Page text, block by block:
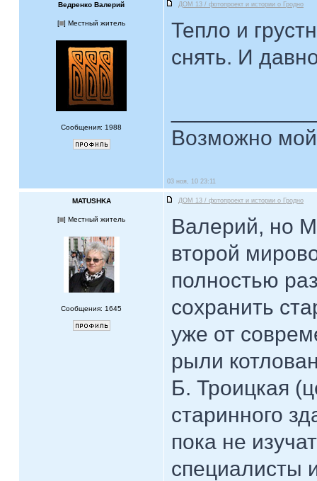
Ведренко Валерий ДОМ 13 / фотопроект и истории о Гродно
[ ] Местный житель
Сообщения: 1988
Тепло и
снять. И
Возможно
03 ноя, 10 23:11
MATUSHKA ДОМ 13 / фотопроект и истории о Гродно
[ ] Местный житель
Сообщения: 1645
Валерий, но
второй
полностью
сохранить
уже от
рыли
Б. Троицкая
старинного
пока не
специалисты